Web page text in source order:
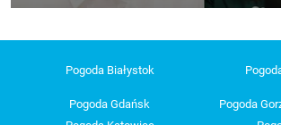
Pogoda Białystok
Pogoda Gdańsk
Pogoda